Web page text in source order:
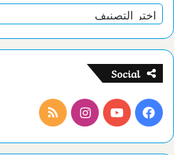
تصنيفات
Social
فيسبوكيوتيوبانستقرامملخص
الموقع